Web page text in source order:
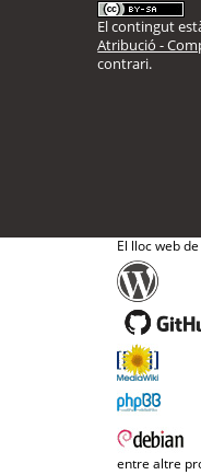
El contingut
Atribució -
contrari.
El lloc web
entre altre